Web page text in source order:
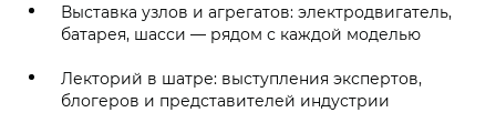
Выставка узлов и агрегатов: электродвигатель,
батарея, шасси — рядом с каждой моделью
Лекторий в шатре: выступления экспертов,
блогеров и представителей индустрии